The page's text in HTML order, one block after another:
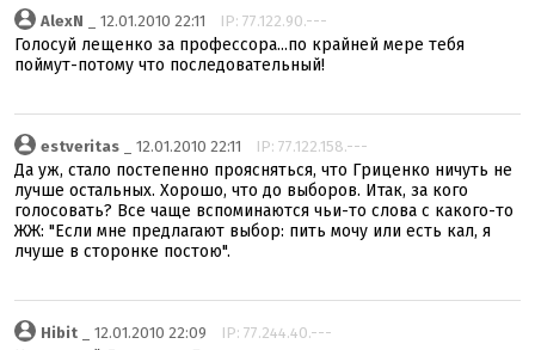
AlexN _ 12.01.2010 22:11 IP: 77.122.90.---
Голосуй лещенко за профессора...по крайней мере тебя
поймут-потому что последовательный!
estveritas _ 12.01.2010 22:11 IP: 77.122.158.---
Да уж, стало постепенно проясняться, что Гриценко ничуть не
лучше остальных. Хорошо, что до выборов. Итак, за кого
голосовать? Все чаще вспоминаются чьи-то слова с какого-то
ЖЖ: "Если мне предлагают выбор: пить мочу или есть кал, я
лчуше в сторонке постою".
Hibit _ 12.01.2010 22:09 IP: 77.244.40.---